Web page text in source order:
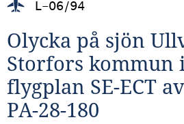
L-06/94
Olycka på sjön
Storfors kommun
flygplan SE-ECT
PA-28-180